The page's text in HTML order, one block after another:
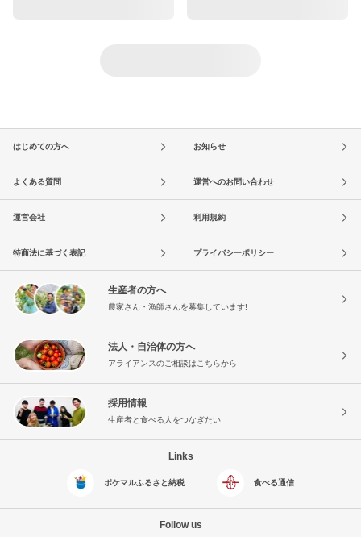
はじめての方へ お知らせ
よくある質問 運営へのお問い合わせ
運営会社 利用規約
特商法に基づく表記 プライバシーポリシー
生産者の方へ
農家さん・漁師さんを募集しています!
法人・自治体の方へ
アライアンスのご相談はこちらから
採用情報
生産者と食べる人をつなぎたい
Links
ポケマルふるさと納税 食べる通信
Follow us